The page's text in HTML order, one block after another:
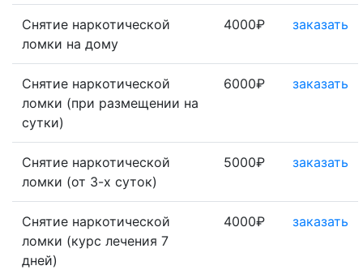
Снятие наркотической
ломки на дому
4000₽ заказать
Снятие наркотической
ломки (при размещении на
сутки)
6000₽ заказать
Снятие наркотической
ломки (от 3-х суток)
5000₽ заказать
Снятие наркотической
ломки (курс лечения 7
дней)
4000₽ заказать